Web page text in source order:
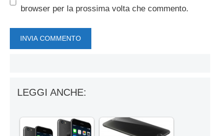
browser per la prossima volta che commento.
LEGGI ANCHE: